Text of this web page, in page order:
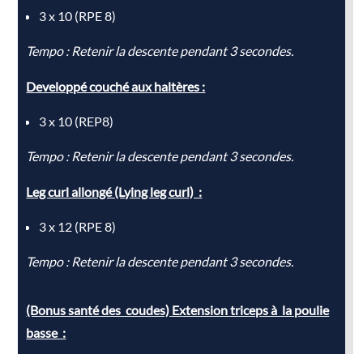
3 x 10 (RPE 8)
Tempo : Retenir la descente pendant 3 secondes.
Developpé couché aux haltères :
3 x 10 (REP8)
Tempo : Retenir la descente pendant 3 secondes.
Leg curl allongé (Lying leg curl) :
3 x 12 (RPE 8)
Tempo : Retenir la descente pendant 3 secondes.
(Bonus santé des coudes) Extension triceps à la poulie
basse :